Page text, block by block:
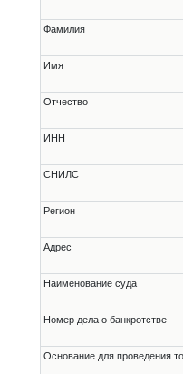
Фамилия
Имя
Отчество
ИНН
СНИЛС
Регион
Адрес
Наименование суда
Номер дела о банкротстве
Основание для проведения